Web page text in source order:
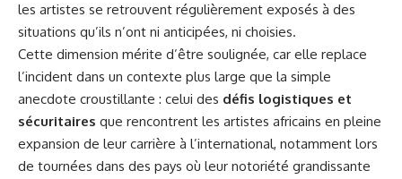
les artistes se retrouvent régulièrement exposés à des
situations qu’ils n’ont ni anticipées, ni choisies.
Cette dimension mérite d’être soulignée, car elle replace
l’incident dans un contexte plus large que la simple
anecdote croustillante : celui des défis logistiques et
sécuritaires que rencontrent les artistes africains en pleine
expansion de leur carrière à l’international, notamment lors
de tournées dans des pays où leur notoriété grandissante